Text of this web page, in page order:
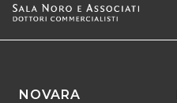
NOVARA